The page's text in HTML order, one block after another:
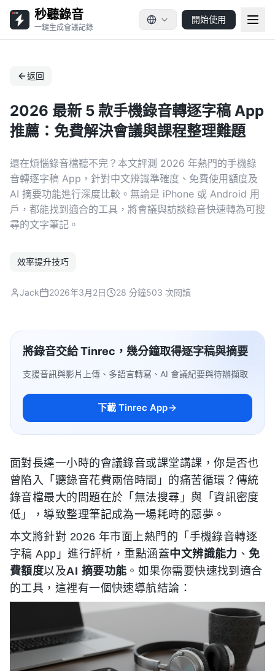
秒聽錄音
一鍵生成會議記錄
開始使用
返回
2026 最新 5 款手機錄音轉逐字稿 App
推薦：免費解決會議與課程整理難題
還在煩惱錄音檔聽不完？本文評測 2026 年熱門的手機錄
音轉逐字稿 App，針對中文辨識準確度、免費使用額度及
AI 摘要功能進行深度比較。無論是 iPhone 或 Android 用
戶，都能找到適合的工具，將會議與訪談錄音快速轉為可搜
尋的文字筆記。
效率提升技巧
Jack 2026年3月2日 28 分鐘503 次閱讀
將錄音交給 Tinrec，幾分鐘取得逐字稿與摘要
支援音訊與影片上傳、多語言轉寫、AI 會議紀要與待辦擷取
下載 Tinrec App
面對長達一小時的會議錄音或課堂講課，你是否也
曾陷入「聽錄音花費兩倍時間」的痛苦循環？傳統
錄音檔最大的問題在於「無法搜尋」與「資訊密度
低」，導致整理筆記成為一場耗時的惡夢。
本文將針對 2026 年市面上熱門的「手機錄音轉逐
字稿 App」進行評析，重點涵蓋中文辨識能力 、免
費額度以及AI 摘要功能 。如果你需要快速找到適合
的工具，這裡有一個快速導航結論：